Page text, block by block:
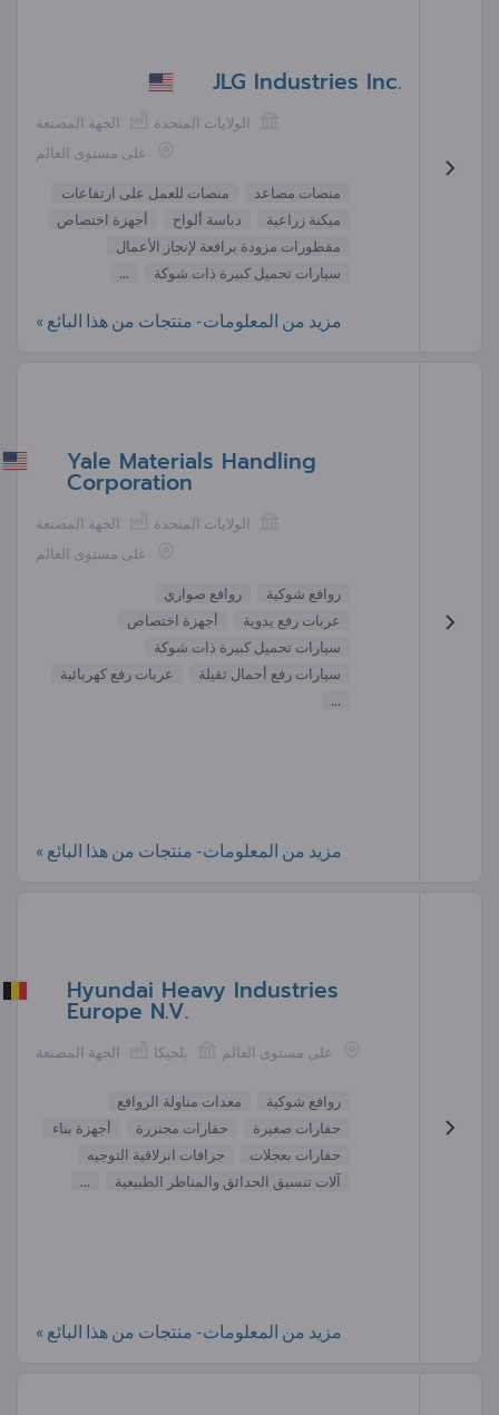
JLG Industries Inc.
الجهة المصنعة
الولايات المتحدة
على مستوى العالم
منصات مصاعد
منصات للعمل على ارتفاعات
ميكنة زراعية
دباسة ألواح
أجهزة اختصاص
مقطورات مزودة برافعة لإنجاز الأعمال
سيارات تحميل كبيرة ذات شوكة
...
مزيد من المعلومات- منتجات من هذا البائع »
Yale Materials Handling
Corporation
الجهة المصنعة
الولايات المتحدة
على مستوى العالم
روافع شوكية
روافع صواري
عربات رفع يدوية
أجهزة اختصاص
سيارات تحميل كبيرة ذات شوكة
سيارات رفع أحمال ثقيلة
عربات رفع كهربائية
...
مزيد من المعلومات- منتجات من هذا البائع »
Hyundai Heavy Industries
Europe N.V.
الجهة المصنعة بلجيكا على مستوى العالم
روافع شوكية
معدات مناولة الروافع
حفارات صغيرة
حفارات مجنزرة
أجهزة بناء
حفارات بعجلات
جرافات انزلاقية التوجيه
آلات تنسيق الحدائق والمناظر الطبيعية
...
مزيد من المعلومات- منتجات من هذا البائع »